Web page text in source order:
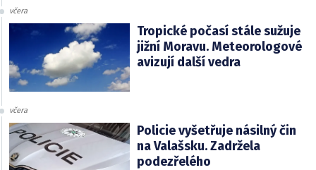
včera
Tropické počasí stále sužuje
jižní Moravu. Meteorologové
avizují další vedra
včera
Policie vyšetřuje násilný čin
na Valašsku. Zadržela
podezřelého